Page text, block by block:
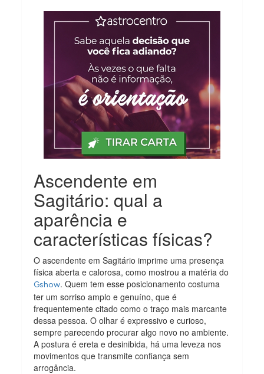
Ascendente em
Sagitário: qual a
aparência e
características físicas?
O ascendente em Sagitário imprime uma presença
física aberta e calorosa, como mostrou a matéria do
Gshow. Quem tem esse posicionamento costuma
ter um sorriso amplo e genuíno, que é
frequentemente citado como o traço mais marcante
dessa pessoa. O olhar é expressivo e curioso,
sempre parecendo procurar algo novo no ambiente.
A postura é ereta e desinibida, há uma leveza nos
movimentos que transmite confiança sem
arrogância.